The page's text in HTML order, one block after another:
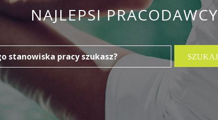
NAJLEPSI PRACODAWCY